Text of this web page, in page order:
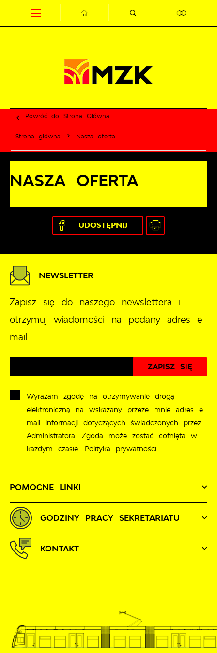
Przejdź do wyszukiwarki.
Przejdź do ustawień wielkości czcionki.
Wyłącz wersję kontrastową strony.
Powróć do: Strona Główna
Strona główna Nasza oferta
NASZA OFERTA
UDOSTĘPNIJ
POMOCNE LINKI
NEWSLETTER
Zapisz się do naszego newslettera i
otrzymuj wiadomości na podany adres e-
mail
Wyrażam zgodę na otrzymywanie drogą
elektroniczną na wskazany przeze mnie adres e-
mail informacji dotyczących świadczonych przez
Administratora. Zgoda może zostać cofnięta w
każdym czasie. Polityka prywatności
GODZINY PRACY SEKRETARIATU
KONTAKT